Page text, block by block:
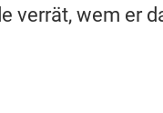
verrät, wem er